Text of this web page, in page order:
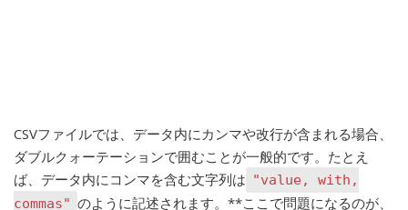
CSVファイルでは、データ内にカンマや改行が含まれる場合、
ダブルクォーテーションで囲むことが一般的です。たとえ
ば、データ内にコンマを含む文字列は "value, with,
commas" のように記述されます。**ここで問題になるのが、